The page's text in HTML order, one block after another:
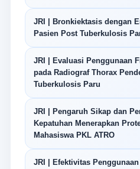
JRI | Bronkiektasis dengan
Pasien Post Tuberkulosis
JRI | Evaluasi Penggunaan
pada Radiograf Thorax
Tuberkulosis Paru
JRI | Pengaruh Sikap dan
Kepatuhan Menerapkan
Mahasiswa PKL ATRO
JRI | Efektivitas